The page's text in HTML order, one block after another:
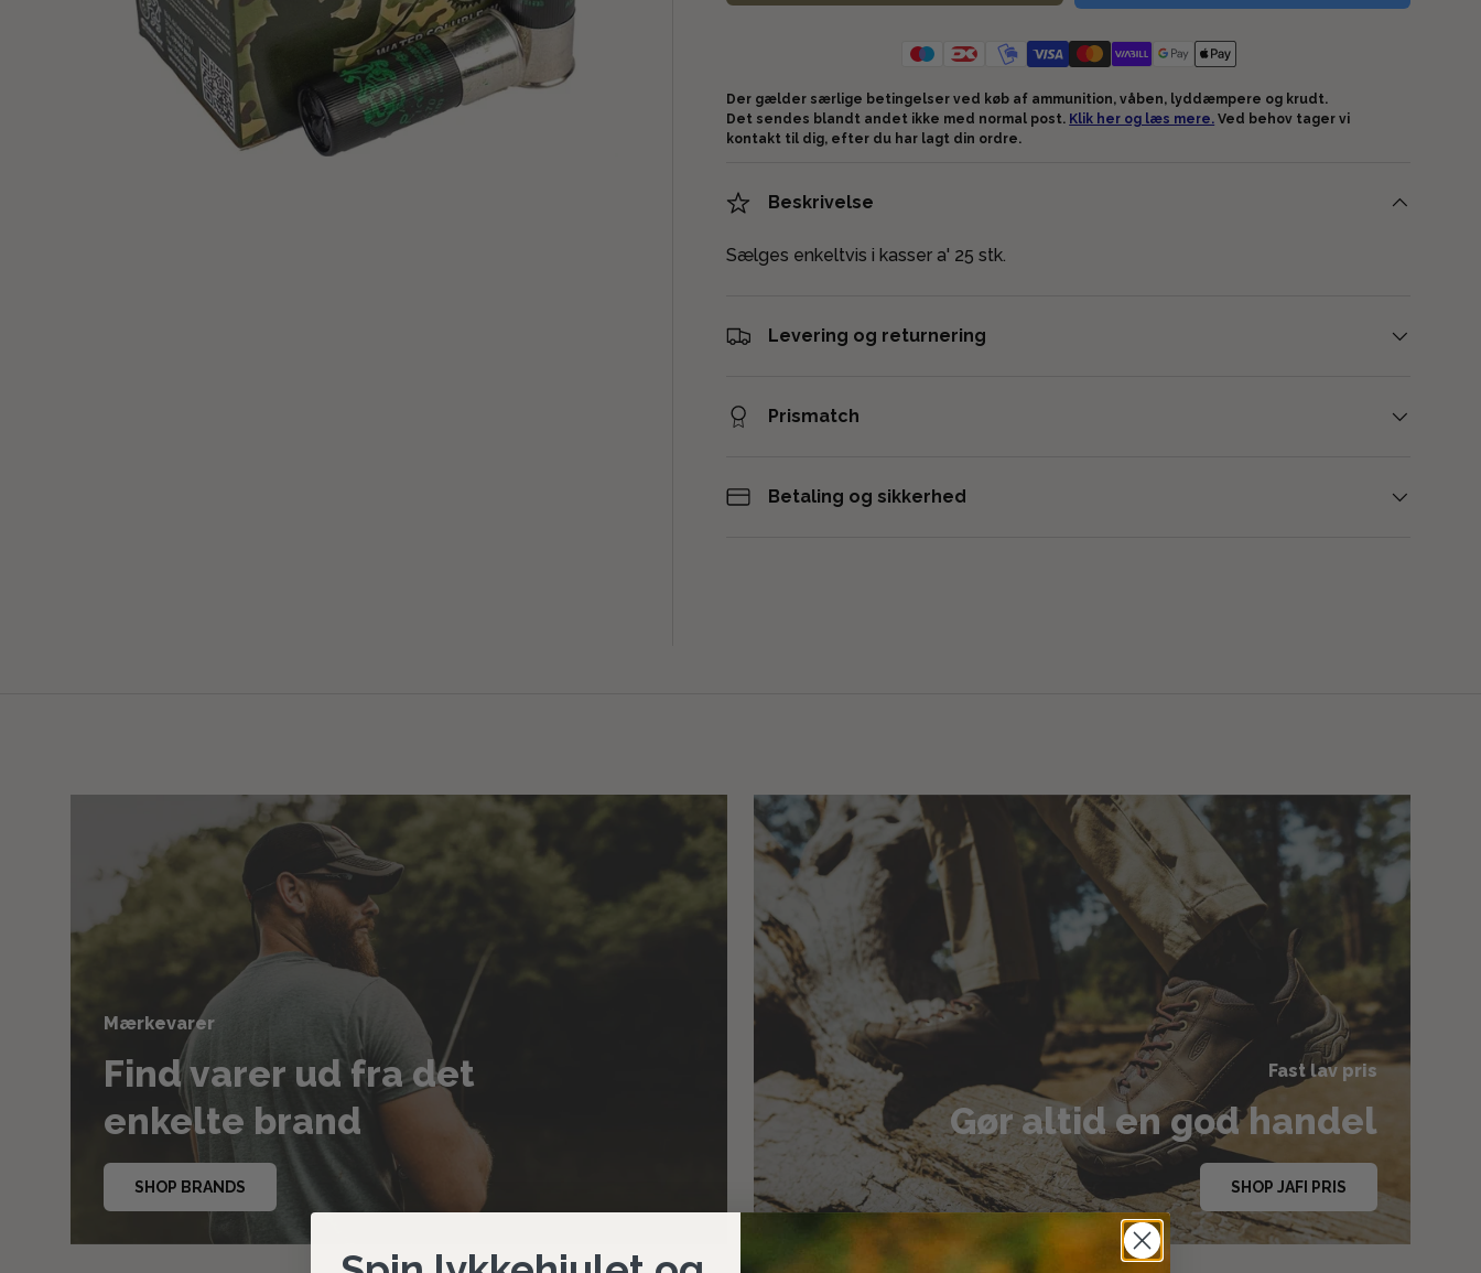
Der gælder særlige betingelser ved køb af ammunition, våben, lyddæmpere og krudt.
Det sendes blandt andet ikke med normal post. Klik her og læs mere. Ved behov tager vi
kontakt til dig, efter du har lagt din ordre.
Beskrivelse
Sælges enkeltvis i kasser a' 25 stk.
Levering og returnering
Prismatch
Betaling og sikkerhed
Mærkevarer
Find varer ud fra det
enkelte brand
SHOP BRANDS
Fast lav pris
Gør altid en god handel
SHOP JAFI PRIS